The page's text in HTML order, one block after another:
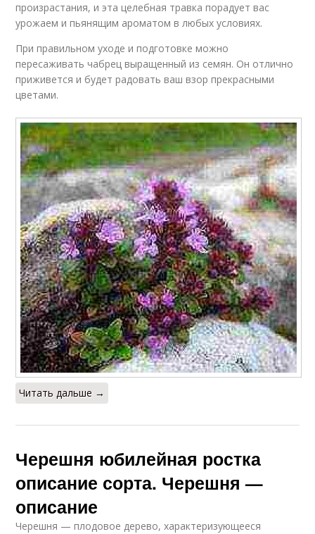
произрастания, и эта целебная травка порадует вас
урожаем и пьянящим ароматом в любых условиях.
При правильном уходе и подготовке можно
пересаживать чабрец выращенный из семян. Он отлично
приживется и будет радовать ваш взор прекрасными
цветами.
Читать дальше →
Черешня юбилейная ростка
описание сорта. Черешня —
описание
Черешня — плодовое дерево, характеризующееся